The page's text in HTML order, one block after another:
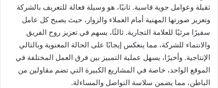
ثقيلة وعوامل جوية قاسية. ثانيًا، هو وسيلة فعالة للتعريف بالشركة
وتعزيز صورتها المهنية أمام العملاء والزوار، حيث يصبح كل عامل
سفيرًا مرئيًا للعلامة التجارية. ثالثًا، يسهم في تعزيز روح الفريق
والانتماء للشركة، مما ينعكس إيجابًا على الحالة المعنوية وبالتالي
الإنتاجية. وأخيرًا، يسهل عملية التمييز بين فرق العمل المختلفة في
الموقع الواحد، خاصة في المشاريع الكبيرة التي تضم مقاولين من
الباطن، مما يضمن سلاسة التواصل والمساءلة.